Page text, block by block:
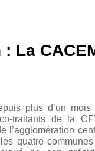
La
plus d’un
traitants de la
l’agglomération
quatre